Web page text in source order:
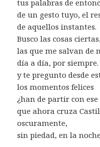
tus palabras de
de un gesto tuyo, el
de aquellos instantes.
Busco las cosas ciertas,
las que me salvan de
día a día, por siempre.
y te pregunto desde
los momentos felices
¿han de partir con
que ahora cruza
oscuramente,
sin piedad, en la